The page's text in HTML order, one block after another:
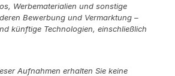
Werbematerialien und sonstige
Bewerbung und Vermarktung –
künftige Technologien, einschließlich
Aufnahmen erhalten Sie keine